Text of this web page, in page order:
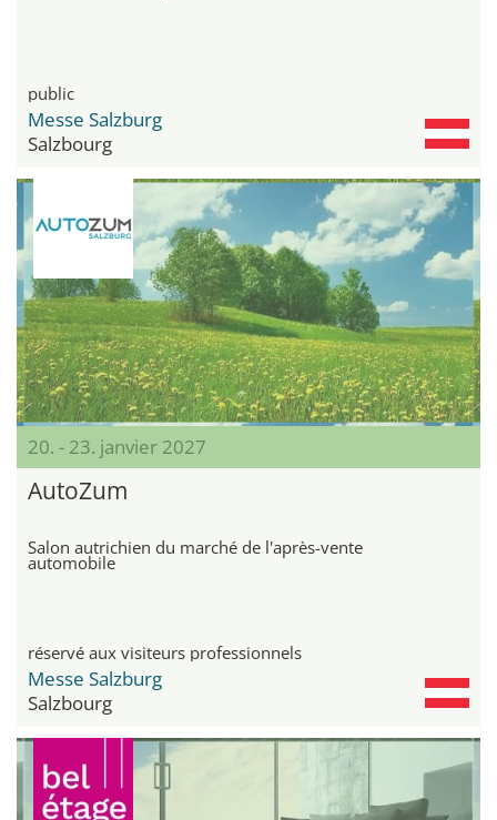
public
Messe Salzburg
Salzbourg
20. - 23. janvier 2027
AutoZum
Salon autrichien du marché de l'après-vente
automobile
réservé aux visiteurs professionnels
Messe Salzburg
Salzbourg